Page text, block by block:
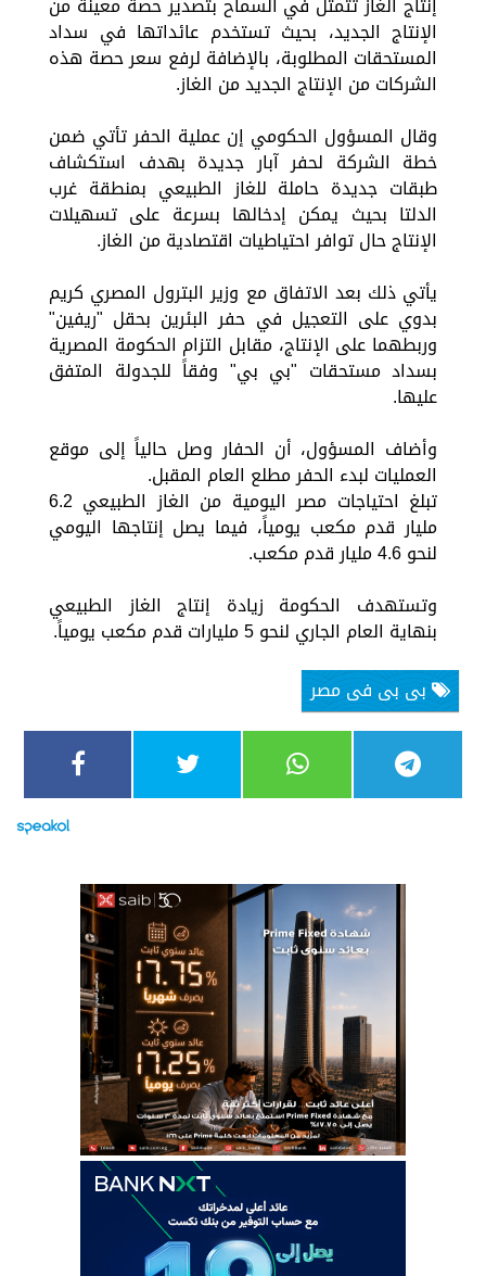
الإنتاج الجديد، بحيث تستخدم عائداتها في سداد
المستحقات المطلوبة، بالإضافة لرفع سعر حصة هذه
الشركات من الإنتاج الجديد من الغاز.
وقال المسؤول الحكومي إن عملية الحفر تأتي ضمن
خطة الشركة لحفر آبار جديدة بهدف استكشاف
طبقات جديدة حاملة للغاز الطبيعي بمنطقة غرب
الدلتا بحيث يمكن إدخالها بسرعة على تسهيلات
الإنتاج حال توافر احتياطيات اقتصادية من الغاز.
يأتي ذلك بعد الاتفاق مع وزير البترول المصري كريم
بدوي على التعجيل في حفر البئرين بحقل "ريفين"
وربطهما على الإنتاج، مقابل التزام الحكومة المصرية
بسداد مستحقات "بي بي" وفقاً للجدولة المتفق
عليها.
وأضاف المسؤول، أن الحفار وصل حالياً إلى موقع
العمليات لبدء الحفر مطلع العام المقبل.
تبلغ احتياجات مصر اليومية من الغاز الطبيعي 6.2
مليار قدم مكعب يومياً، فيما يصل إنتاجها اليومي
لنحو 4.6 مليار قدم مكعب.
وتستهدف الحكومة زيادة إنتاج الغاز الطبيعي
بنهاية العام الجاري لنحو 5 مليارات قدم مكعب يومياً.
بى بى فى مصر